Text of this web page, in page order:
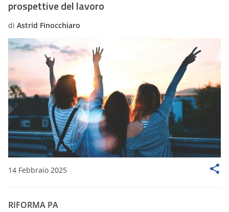
prospettive del lavoro
di Astrid Finocchiaro
14 Febbraio 2025
RIFORMA PA